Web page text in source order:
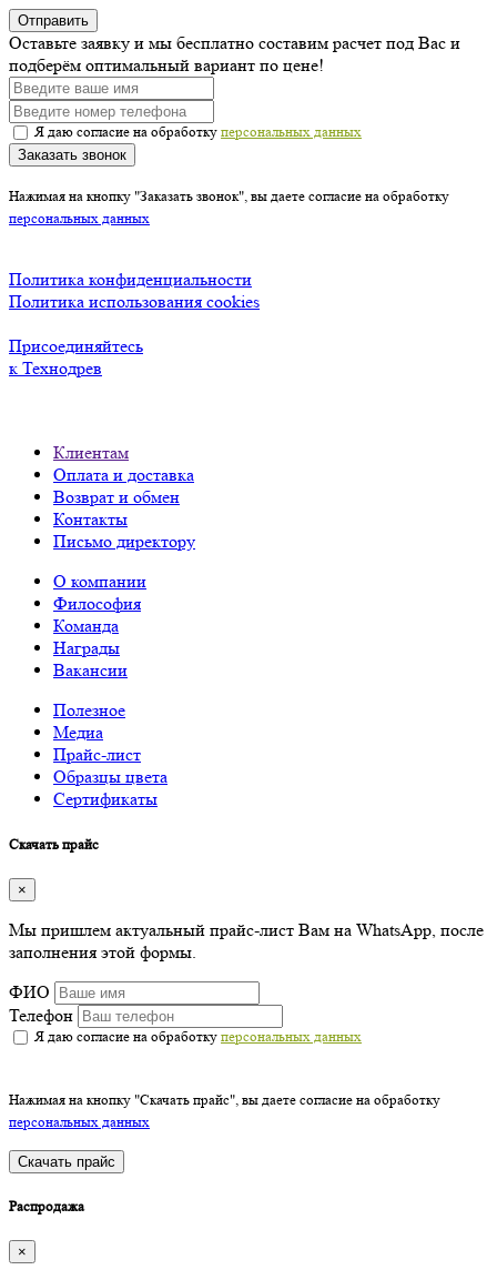
Отправить
Оставьте заявку и мы бесплатно составим расчет под Вас и
подберём оптимальный вариант по цене!
Я даю согласие на обработку персональных данных
Заказать звонок
Нажимая на кнопку "Заказать звонок", вы даете согласие на обработку
персональных данных
Политика конфиденциальности
Политика использования cookies
Присоединяйтесь
к Технодрев
Клиентам
Оплата и доставка
Возврат и обмен
Контакты
Письмо директору
О компании
Философия
Команда
Награды
Вакансии
Полезное
Медиа
Прайс-лист
Образцы цвета
Сертификаты
Скачать прайс
×
Мы пришлем актуальный прайс-лист Вам на WhatsApp, после
заполнения этой формы.
ФИО
Телефон
Я даю согласие на обработку персональных данных
Нажимая на кнопку "Скачать прайс", вы даете согласие на обработку
персональных данных
Скачать прайс
Распродажа
×